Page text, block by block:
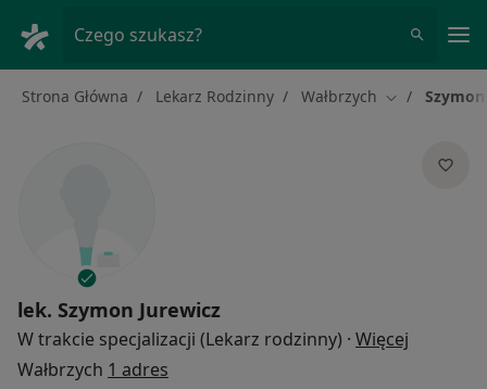
Czego szukasz?
Strona Główna Lekarz Rodzinny Wałbrzych Zmień miasto
lek. Szymon Jurewicz
W trakcie specjalizacji (Lekarz rodzinny) · Więcej
Wałbrzych 1 adres